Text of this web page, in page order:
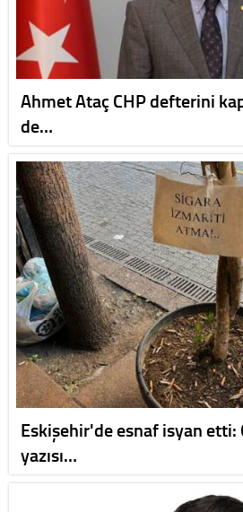
Ahmet Ataç CHP defterini
de…
Eskişehir'de esnaf isyan etti:
yazısı…